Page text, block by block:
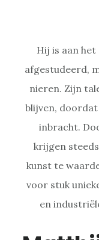
Hij is aan
afgestudeerd,
nieren. Zijn
blijven,
inbracht.
krijgen
kunst te
voor stuk
en